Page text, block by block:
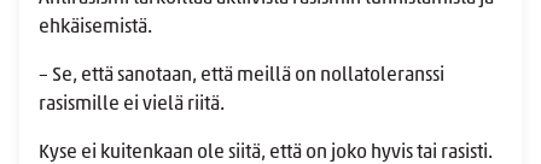
ehkäisemistä.
– Se, että sanotaan, että meillä on nollatoleranssi
rasismille ei vielä riitä.
Kyse ei kuitenkaan ole siitä, että on joko hyvis tai rasisti.